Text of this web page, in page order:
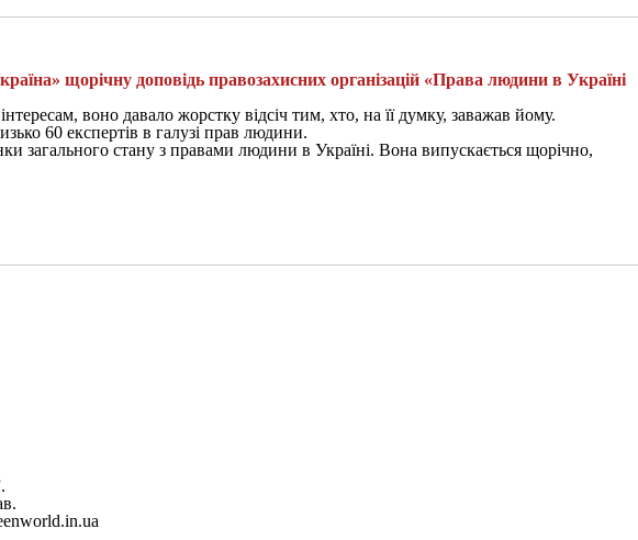
щорічну доповідь правозахисних організацій «Права людини в Україні
воно давало жорстку відсіч тим, хто, на її думку, заважав йому.
60 експертів в галузі прав людини.
загального стану з правами людини в Україні. Вона випускається щорічно,